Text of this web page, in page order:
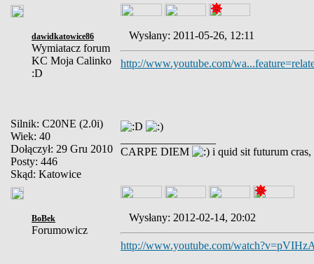
dawidkatowice86
Wymiatacz forum
KC Moja Calinko
:D
Silnik: C20NE (2.0i)
Wiek: 40
Dołączył: 29 Gru 2010
Posty: 446
Skąd: Katowice
Wysłany: 2011-05-26, 12:11
http://www.youtube.com/
CARPE DIEM
i quid sit futurum
BoBek
Forumowicz
Wysłany: 2012-02-14, 20:02
http://www.youtube.com/